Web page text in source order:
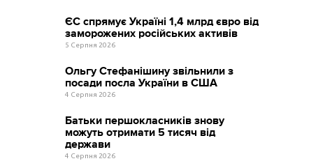
ЄС спрямує Україні 1,4 млрд євро від
заморожених російських активів
5 Серпня 2026
Ольгу Стефанішину звільнили з
посади посла України в США
4 Серпня 2026
Батьки першокласників знову
можуть отримати 5 тисяч від
держави
4 Серпня 2026